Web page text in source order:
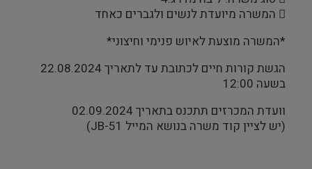
 המשרה מיועדת לנשים ולגברים כאחד
*המשרה מוצעת לאיוש פנימי וחיצוני*
הגשת קורות חיים לכתובת עד לתאריך 22.08.2024
בשעה 12:00
וועדת המכרזים תתכנס בתאריך 02.09.2024
(יש לציין קוד משרה בנושא המייל JB-51)